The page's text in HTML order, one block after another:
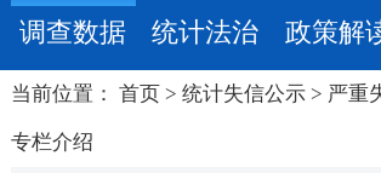
调查数据
统计法治 政策解
当前位置： 首页> 统计失信公示> 严重
专栏介绍